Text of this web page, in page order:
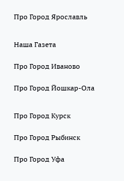
Про Город Ярославль
Наша Газета
Про Город Иваново
Про Город Йошкар-Ола
Про Город Курск
Про Город Рыбинск
Про Город Уфа